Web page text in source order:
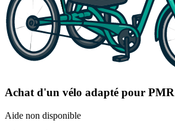
Achat d'un vélo adapté pour PMR
Aide non disponible